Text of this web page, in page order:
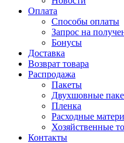
Оплата
Способы оплаты
Запрос на
Бонусы
Доставка
Возврат товара
Распродажа
Пакеты
Двухшовные
Пленка
Расходные
Хозяйственные
Контакты